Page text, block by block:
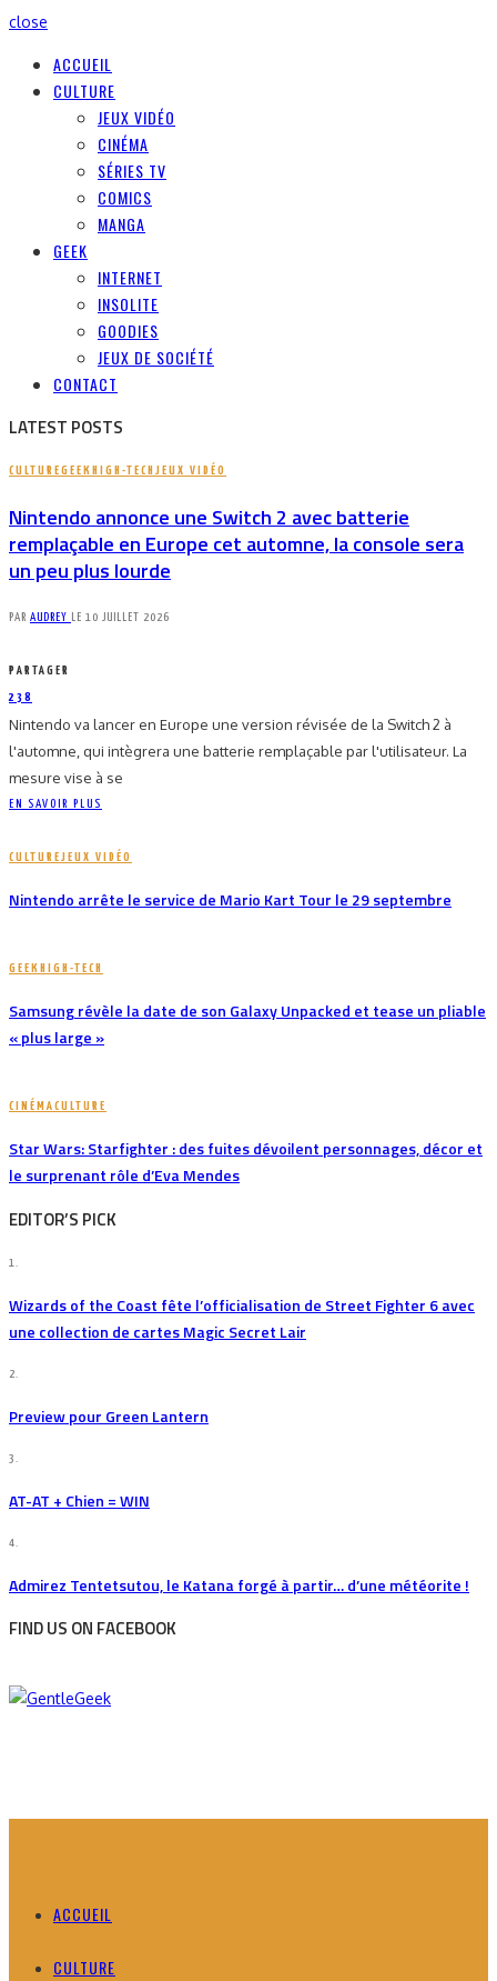
close
ACCUEIL
CULTURE
JEUX VIDÉO
CINÉMA
SÉRIES TV
COMICS
MANGA
GEEK
INTERNET
INSOLITE
GOODIES
JEUX DE SOCIÉTÉ
CONTACT
LATEST POSTS
CULTUREGEEK HIGH-TECH JEUX VIDÉO
Nintendo annonce une Switch 2 avec batterie
remplaçable en Europe cet automne, la console sera
un peu plus lourde
PAR AUDREY LE 10 JUILLET 2026
PARTAGER
238
Nintendo va lancer en Europe une version révisée de la Switch 2 à
l'automne, qui intègrera une batterie remplaçable par l'utilisateur. La
mesure vise à se
EN SAVOIR PLUS
CULTUREJEUX VIDÉO
Nintendo arrête le service de Mario Kart Tour le 29 septembre
GEEK HIGH-TECH
Samsung révèle la date de son Galaxy Unpacked et tease un pliable
« plus large »
CINÉMACULTURE
Star Wars: Starfighter : des fuites dévoilent personnages, décor et
le surprenant rôle d’Eva Mendes
EDITOR’S PICK
1.
Wizards of the Coast fête l’officialisation de Street Fighter 6 avec
une collection de cartes Magic Secret Lair
2.
Preview pour Green Lantern
3.
AT-AT + Chien = WIN
4.
Admirez Tentetsutou, le Katana forgé à partir… d’une météorite !
FIND US ON FACEBOOK
ACCUEIL
CULTURE